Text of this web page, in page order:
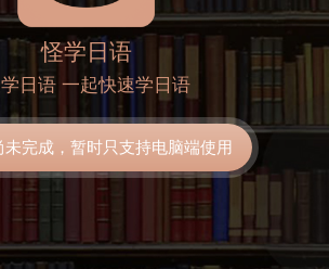
怪学日语
日语 一起快速学日语
未完成，暂时只支持电脑端使用